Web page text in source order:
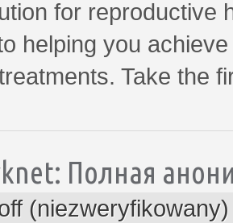
for reproductive
helping you
Take the
Полная
(niezweryfikowany)